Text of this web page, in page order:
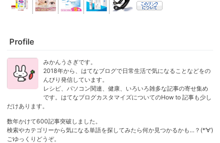
Profile
みかんうさぎです。
2018年から、はてなブログで日常生活で気になることなどをの
んびり発信しています。
レシピ、パソコン関連、健康、いろいろ雑多な記事の寄せ集め
です。はてなブログカスタマイズについてのHow to 記事も少し
だけあります。
数年かけて600記事突破しました。
検索やカテゴリーから気になる単語を探してみたら何か見つかるかも…？(*‘∀‘)
ごゆっくりどうぞ。